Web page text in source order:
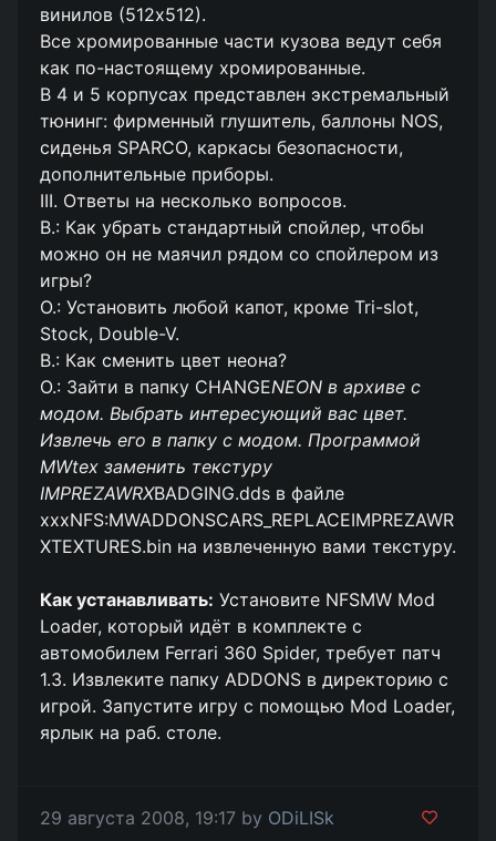
винилов (512х512).
Все хромированные части кузова ведут себя
как по-настоящему хромированные.
В 4 и 5 корпусах представлен экстремальный
тюнинг: фирменный глушитель, баллоны NOS,
сиденья SPARCO, каркасы безопасности,
дополнительные приборы.
III. Ответы на несколько вопросов.
В.: Как убрать стандартный спойлер, чтобы
можно он не маячил рядом со спойлером из
игры?
О.: Установить любой капот, кроме Tri-slot,
Stock, Double-V.
В.: Как сменить цвет неона?
О.: Зайти в папку CHANGENEON в архиве с
модом. Выбрать интересующий вас цвет.
Извлечь его в папку с модом. Программой
MWtex заменить текстуру
IMPREZAWRXBADGING.dds в файле
xxxNFS:MWADDONSCARS_REPLACEIMPREZAWR
XTEXTURES.bin на извлеченную вами текстуру.
Как устанавливать: Установите NFSMW Mod
Loader, который идёт в комплекте с
автомобилем Ferrari 360 Spider, требует патч
1.3. Извлеките папку ADDONS в директорию с
игрой. Запустите игру с помощью Mod Loader,
ярлык на раб. столе.
29 августа 2008, 19:17 by ODiLISk